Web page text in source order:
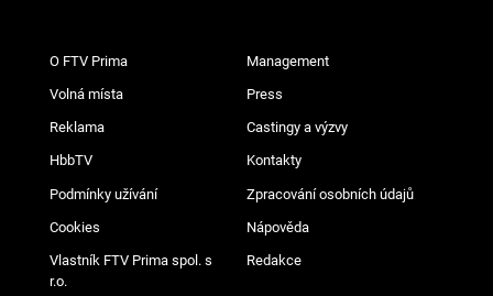
O FTV Prima Management
Volná místa Press
Reklama Castingy a výzvy
HbbTV Kontakty
Podmínky užívání Zpracování osobních údajů
Cookies Nápověda
Vlastník FTV Prima spol. s
r.o.
Redakce